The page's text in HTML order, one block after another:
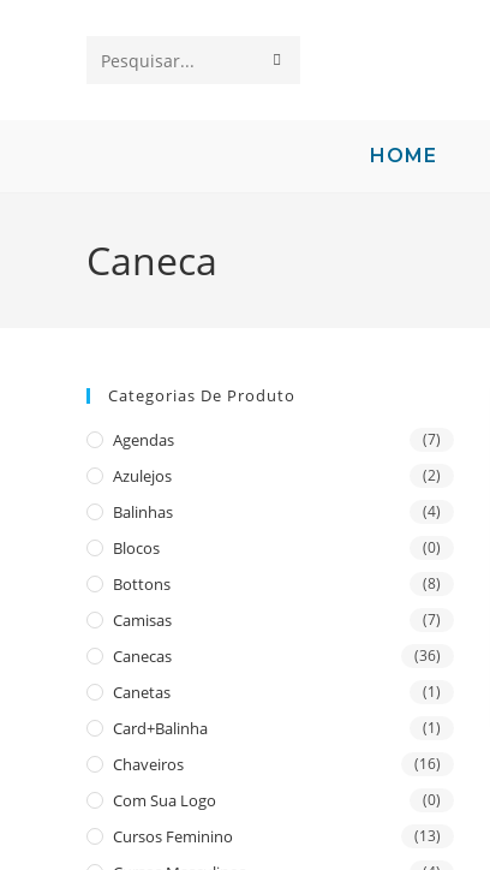
Pesquisar
HOME
Caneca
Categorias De Produto
Agendas (7)
Azulejos (2)
Balinhas (4)
Blocos (0)
Bottons (8)
Camisas (7)
Canecas (36)
Canetas (1)
Card+Balinha (1)
Chaveiros (16)
Com Sua Logo (0)
Cursos Feminino (13)